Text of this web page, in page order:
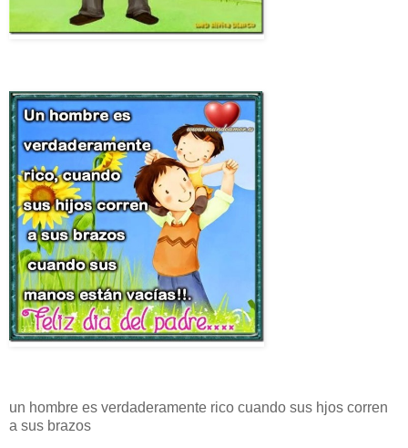
un hombre es verdaderamente rico cuando sus hjos corren
a sus brazos